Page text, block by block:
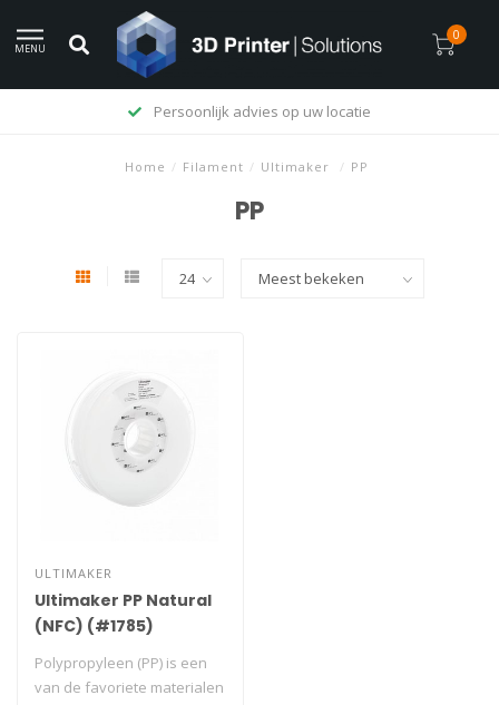
MENU
0
Persoonlijk advies op uw locatie
Home / Filament / Ultimaker / PP
PP
ULTIMAKER
Ultimaker PP Natural
(NFC) (#1785)
Polypropyleen (PP) is een
van de favoriete materialen